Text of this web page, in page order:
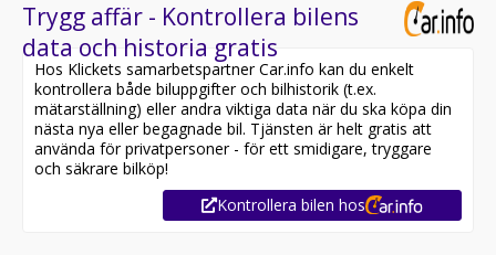
Trygg affär - Kontrollera bilens
data och historia gratis
Hos Klickets samarbetspartner Car.info kan du enkelt
kontrollera både biluppgifter och bilhistorik (t.ex.
mätarställning) eller andra viktiga data när du ska köpa din
nästa nya eller begagnade bil. Tjänsten är helt gratis att
använda för privatpersoner - för ett smidigare, tryggare
och säkrare bilköp!
Kontrollera bilen hos